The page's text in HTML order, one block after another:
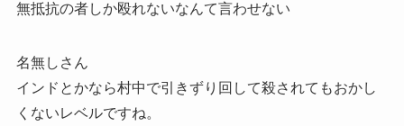
無抵抗の者しか殴れないなんて言わせない
名無しさん
インドとかなら村中で引きずり回して殺されてもおかし
くないレベルですね。